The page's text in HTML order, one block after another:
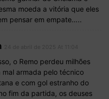
moeda a vitória que eles
pensar em empate…..
o Remo perdeu milhões
armada pelo técnico
e com gol estranho do
fim da partida, os deuses